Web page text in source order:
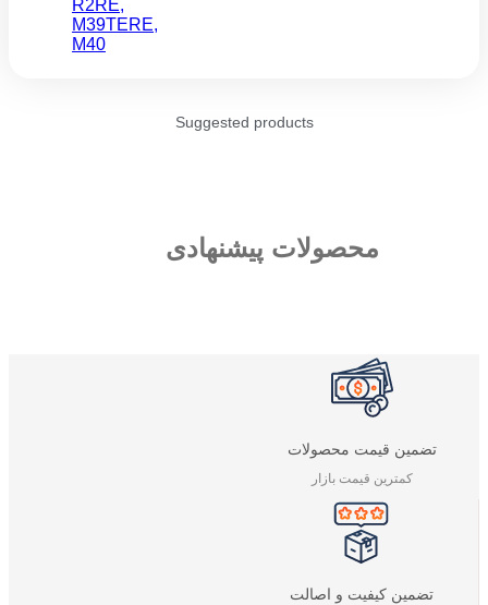
R2RE,
M39TERE,
M40
Suggested products
محصولات پیشنهادی
تضمین قیمت محصولات
کمترین قیمت بازار
تضمین کیفیت و اصالت